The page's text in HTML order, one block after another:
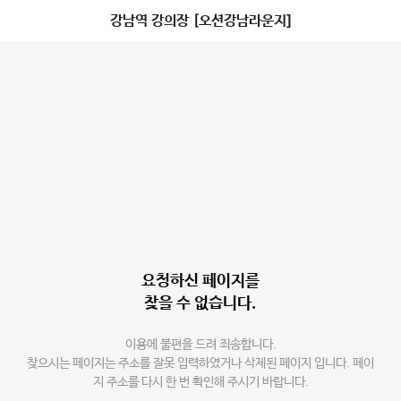
강남역 강의장 [오션강남라운지]
요청하신 페이지를
찾을 수 없습니다.
이용에 불편을 드려 죄송합니다.
찾으시는 페이지는 주소를 잘못 입력하였거나 삭제된 페이지 입니다. 페이
지 주소를 다시 한 번 확인해 주시기 바랍니다.